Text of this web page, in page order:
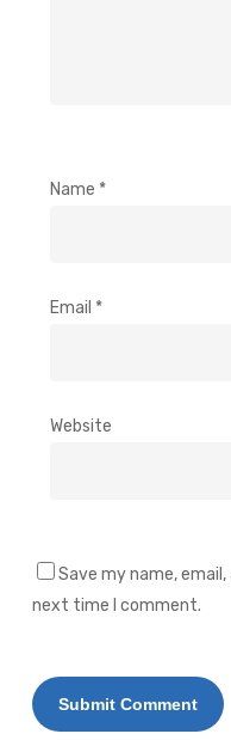
Name *
Email *
Website
Save my name,
next time I comment.